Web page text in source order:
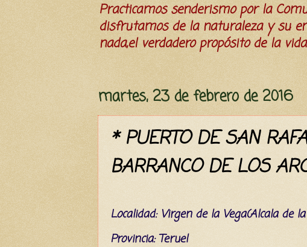
Practicamos senderismo por la
disfrutamos de la naturaleza y su
nada,el verdadero propósito de la
martes, 23 de febrero de 2016
* PUERTO DE SAN
BARRANCO DE LOS
Localidad: Virgen de la Vega(Alcala de
Provincia: Teruel